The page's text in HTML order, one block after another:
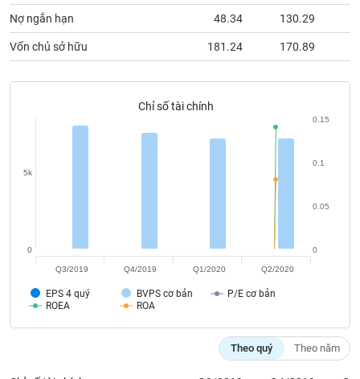
Nợ ngắn hạn 48.34 130.29
Vốn chủ sở hữu 181.24 170.89
Chỉ số tài chính
EPS 4 quý BVPS cơ bản
P/E cơ bản
ROEA
ROA
0
5k
0
0.05
0.1
0.15
Q3/2019 Q4/2019 Q1/2020 Q2/2020
Theo quý Theo năm
Đào
tạo
đầu